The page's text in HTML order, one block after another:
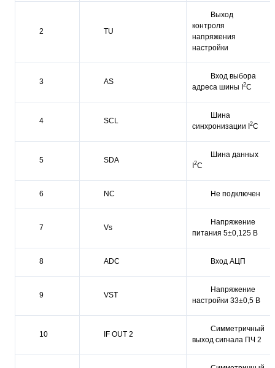
2 TU
Выход
контроля
напряжения
настройки
3 AS
Вход выбора
адреса шины I2C
4 SCL
Шина
синхронизации I2C
5 SDA
Шина данных
I2C
6 NC Не подключен
7 Vs
Напряжение
питания 5±0,125 В
8 ADC Вход АЦП
9 VST
Напряжение
настройки 33±0,5 В
10 IF OUT 2
Симметричный
выход сигнала ПЧ 2